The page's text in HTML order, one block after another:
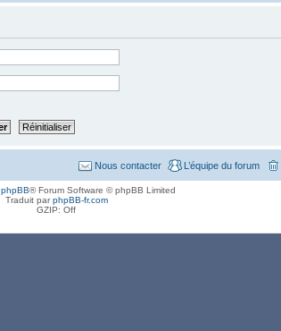
L’équipe du forum
Nous contacter
phpBB® Forum Software © phpBB Limited
Traduit parphpBB-fr.com
GZIP: Off